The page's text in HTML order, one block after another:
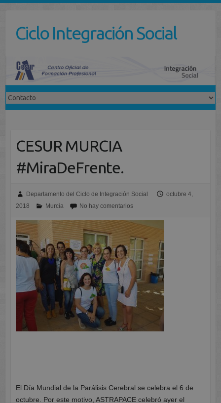
contenidoCiclo Integración Social
CESUR MURCIA
#MiraDeFrente.
Departamento del Ciclo de Integración Social
octubre 4,
2018
Murcia No hay comentarios
El Día Mundial de la Parálisis Cerebral se celebra el 6 de
octubre. Por este motivo, ASTRAPACE celebró ayer el